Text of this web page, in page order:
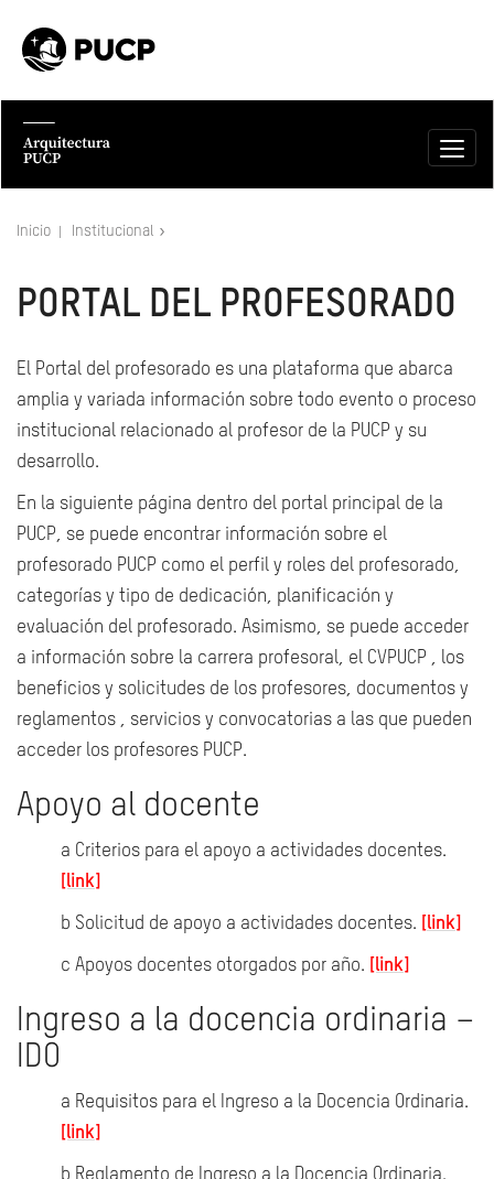
Inicio Institucional
PORTAL DEL PROFESORADO
El Portal del profesorado es una plataforma que abarca
amplia y variada información sobre todo evento o proceso
institucional relacionado al profesor de la PUCP y su
desarrollo.
En la siguiente página dentro del portal principal de la
PUCP, se puede encontrar información sobre el
profesorado PUCP como el perfil y roles del profesorado,
categorías y tipo de dedicación, planificación y
evaluación del profesorado. Asimismo, se puede acceder
a información sobre la carrera profesoral, el CVPUCP , los
beneficios y solicitudes de los profesores, documentos y
reglamentos , servicios y convocatorias a las que pueden
acceder los profesores PUCP.
Apoyo al docente
a Criterios para el apoyo a actividades docentes.
[link]
b Solicitud de apoyo a actividades docentes. link
c Apoyos docentes otorgados por año. [link]
Ingreso a la docencia ordinaria –
IDO
a Requisitos para el Ingreso a la Docencia Ordinaria.
[link]
b Reglamento de Ingreso a la Docencia Ordinaria.